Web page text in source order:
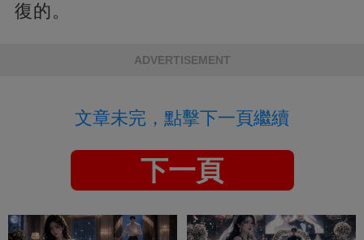
復的。
ADVERTISEMENT
文章未完，點擊下一頁繼續
下一頁